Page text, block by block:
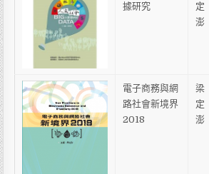
據研究
定
澎
電子商務與網
路社會新境界
2018
梁
定
澎